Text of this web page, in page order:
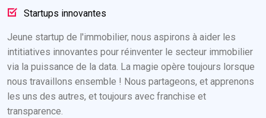
Startups innovantes
Jeune startup de l'immobilier, nous aspirons à aider les
intitiatives innovantes pour réinventer le secteur immobilier
via la puissance de la data. La magie opère toujours lorsque
nous travaillons ensemble ! Nous partageons, et apprenons
les uns des autres, et toujours avec franchise et
transparence.